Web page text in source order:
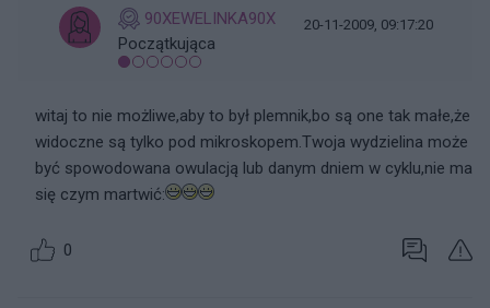
90XEWELINKA90X
Początkująca
20-11-2009, 09:17:20
witaj to nie możliwe,aby to był plemnik,bo są one tak małe,że
widoczne są tylko pod mikroskopem.Twoja wydzielina może
być spowodowana owulacją lub danym dniem w cyklu,nie ma
się czym martwić:
0